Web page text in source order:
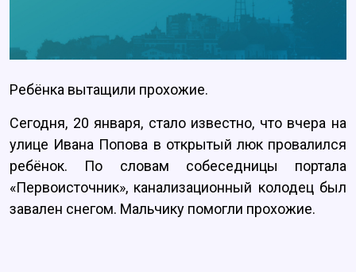
Ребёнка вытащили прохожие.
Сегодня, 20 января, стало известно, что вчера на
улице Ивана Попова в открытый люк провалился
ребёнок. По словам собеседницы портала
«Первоисточник», канализационный колодец был
завален снегом. Мальчику помогли прохожие.